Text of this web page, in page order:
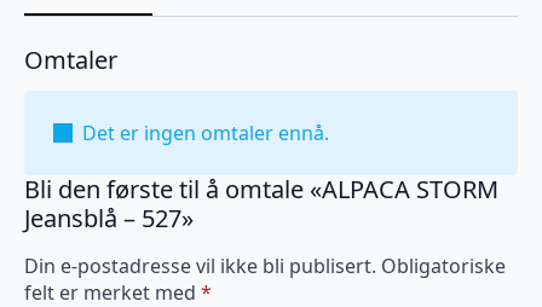
Omtaler
Det er ingen omtaler ennå.
Bli den første til å omtale «ALPACA STORM
Jeansblå – 527»
Din e-postadresse vil ikke bli publisert. Obligatoriske
felt er merket med *